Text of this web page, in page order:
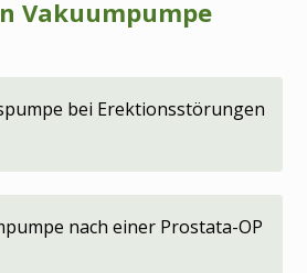
Vakuumpumpe
bei Erektionsstörungen
nach einer Prostata-OP